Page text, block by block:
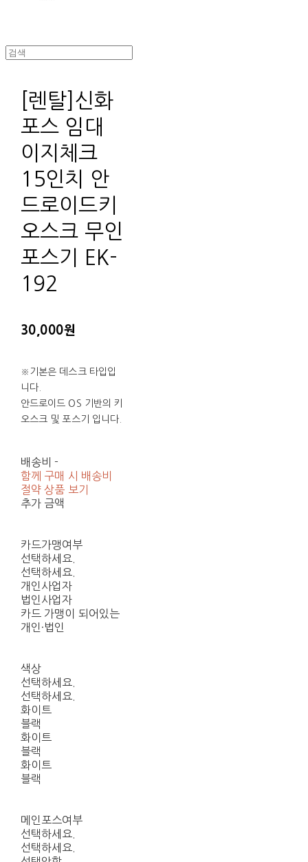
[렌탈]신화
포스 임대
이지체크
15인치 안
드로이드키
오스크 무인
포스기 EK-
192
30,000원
※기본은 데스크 타입입
니다.
안드로이드 OS 기반의 키
오스크 및 포스기 입니다.
배송비 -
함께 구매 시 배송비
절약 상품 보기
추가 금액
카드가맹여부
선택하세요.
선택하세요.
개인사업자
법인사업자
카드 가맹이 되어있는
개인·법인
색상
선택하세요.
선택하세요.
화이트
블랙
화이트
블랙
화이트
블랙
메인포스여부
선택하세요.
선택하세요.